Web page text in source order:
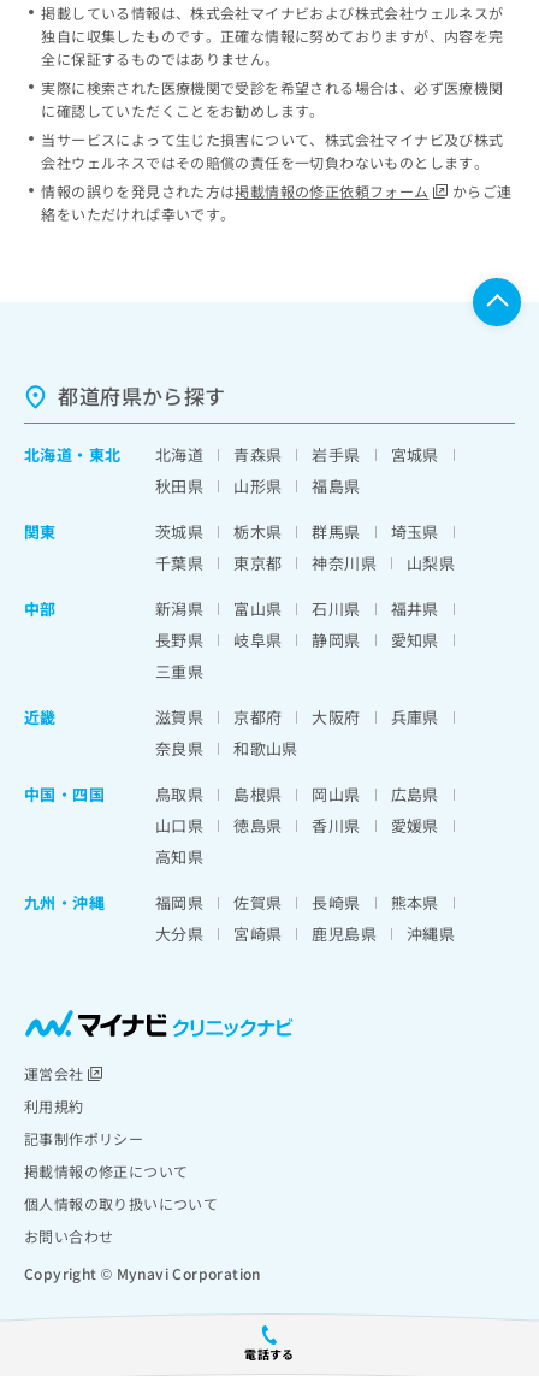
電話する
掲載している情報は、株式会社マイナビおよび株式会社ウェルネスが
独自に収集したものです。正確な情報に努めておりますが、内容を完
全に保証するものではありません。
実際に検索された医療機関で受診を希望される場合は、必ず医療機関
に確認していただくことをお勧めします。
当サービスによって生じた損害について、株式会社マイナビ及び株式
会社ウェルネスではその賠償の責任を一切負わないものとします。
情報の誤りを発見された方は掲載情報の修正依頼フォーム
からご連
絡をいただければ幸いです。
都道府県から探す
北海道 ・ 東北 北海道 青森県 岩手県
宮城県
秋田県
山形県
福島県
関東
茨城県 栃木県 群馬県
埼玉県
千葉県
東京都 神奈川県
山梨県
中部
新潟県 富山県 石川県
福井県
長野県
岐阜県 静岡県
愛知県
三重県
近畿
滋賀県 京都府 大阪府
兵庫県
奈良県
和歌山県
中国・四国
鳥取県 島根県 岡山県
広島県
山口県
徳島県 香川県
愛媛県
高知県
九州・沖縄
福岡県 佐賀県 長崎県
熊本県
大分県
宮崎県 鹿児島県 沖縄県
運営会社
利用規約
記事制作ポリシー
掲載情報の修正について
個人情報の取り扱いについて
お問い合わせ
Copyright © Mynavi Corporation